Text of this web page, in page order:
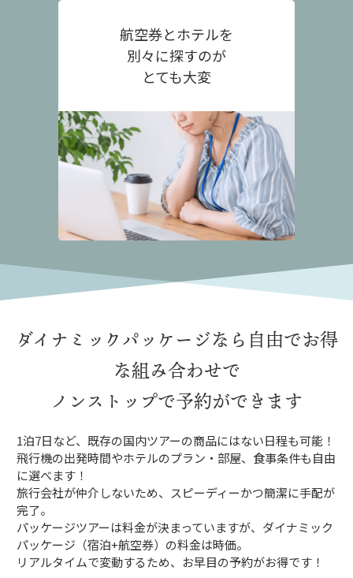
航空券とホテルを
別々に探すのが
とても大変
ダイナミックパッケージなら 自由でお得
な組み合わせで
ノンストップで予約ができます
1泊7日など、既存の国内ツアーの商品にはない日程も可能！
飛行機の出発時間やホテルのプラン・部屋、食事条件も自由
に選べます！
旅行会社が仲介しないため、スピーディーかつ簡潔に手配が
完了。
パッケージツアーは料金が決まっていますが、ダイナミック
パッケージ（宿泊+航空券）の料金は時価。
リアルタイムで変動するため、お早目の予約がお得です！